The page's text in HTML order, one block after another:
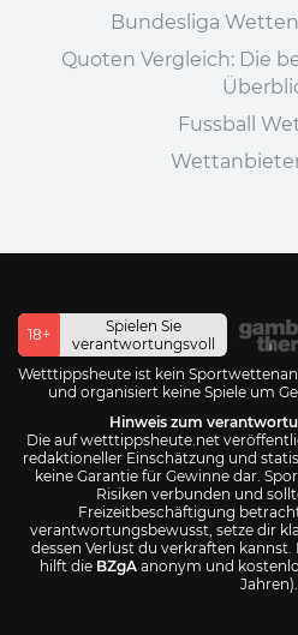
Bundesliga
Quoten Vergleich: Die
Fussball
18+
Spielen Sie
verantwortungsvoll
Wetttippsheute ist kein
und organisiert keine Spiele um
Hinweis zum
Die auf wetttippsheute.net
redaktioneller Einschätzung und
keine Garantie für Gewinne dar.
Risiken verbunden und
Freizeitbeschäftigung
verantwortungsbewusst, setze dir
dessen Verlust du verkraften
hilft die BZgAanonym und
Jahren).